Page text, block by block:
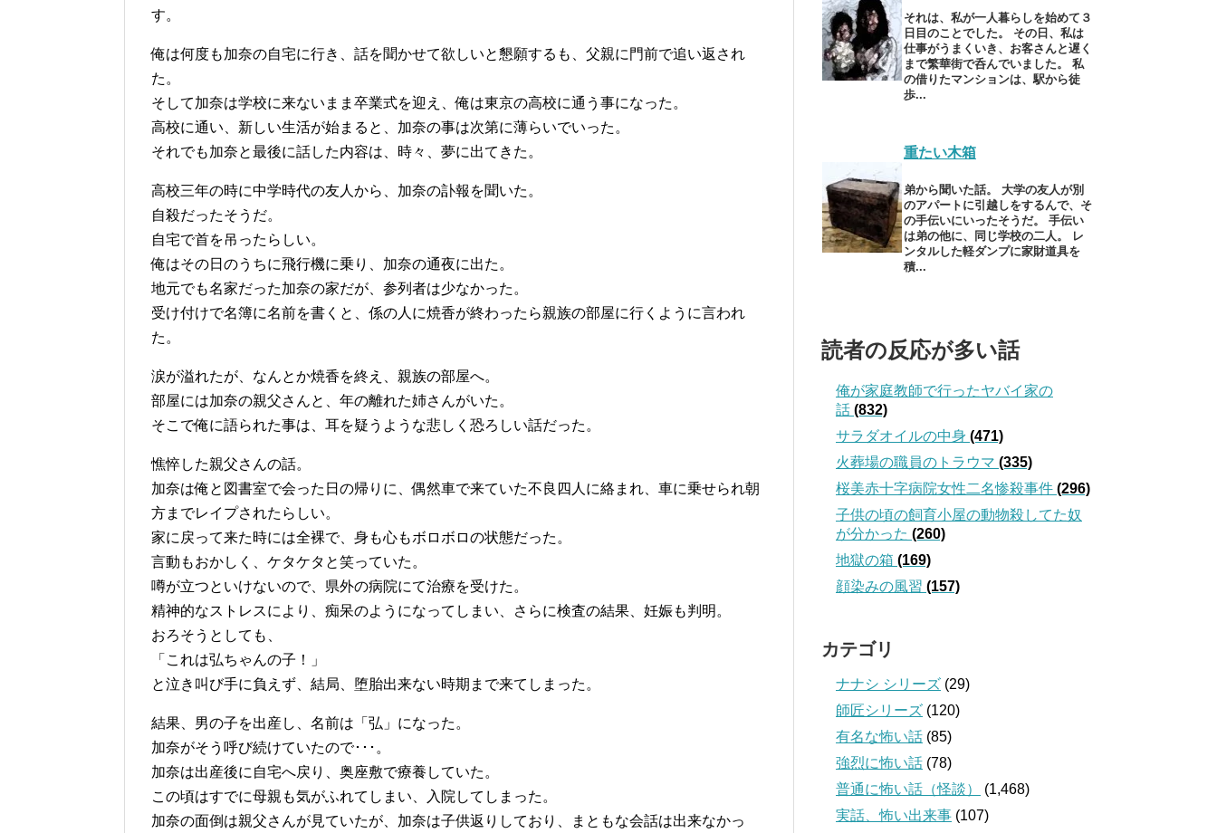
す。
俺は何度も加奈の自宅に行き、話を聞かせて欲しいと懇願するも、父親に門前で追い返され
た。
そして加奈は学校に来ないまま卒業式を迎え、俺は東京の高校に通う事になった。
高校に通い、新しい生活が始まると、加奈の事は次第に薄らいでいった。
それでも加奈と最後に話した内容は、時々、夢に出てきた。
高校三年の時に中学時代の友人から、加奈の訃報を聞いた。
自殺だったそうだ。
自宅で首を吊ったらしい。
俺はその日のうちに飛行機に乗り、加奈の通夜に出た。
地元でも名家だった加奈の家だが、参列者は少なかった。
受け付けで名簿に名前を書くと、係の人に焼香が終わったら親族の部屋に行くように言われ
た。
涙が溢れたが、なんとか焼香を終え、親族の部屋へ。
部屋には加奈の親父さんと、年の離れた姉さんがいた。
そこで俺に語られた事は、耳を疑うような悲しく恐ろしい話だった。
憔悴した親父さんの話。
加奈は俺と図書室で会った日の帰りに、偶然車で来ていた不良四人に絡まれ、車に乗せられ朝
方までレイプされたらしい。
家に戻って来た時には全裸で、身も心もボロボロの状態だった。
言動もおかしく、ケタケタと笑っていた。
噂が立つといけないので、県外の病院にて治療を受けた。
精神的なストレスにより、痴呆のようになってしまい、さらに検査の結果、妊娠も判明。
おろそうとしても、
「これは弘ちゃんの子！」
と泣き叫び手に負えず、結局、堕胎出来ない時期まで来てしまった。
結果、男の子を出産し、名前は「弘」になった。
加奈がそう呼び続けていたので･･･。
加奈は出産後に自宅へ戻り、奥座敷で療養していた。
この頃はすでに母親も気がふれてしまい、入院してしまった。
加奈の面倒は親父さんが見ていたが、加奈は子供返りしており、まともな会話は出来なかっ
それは、私が一人暮らしを始めて３
日目のことでした。 その日、私は
仕事がうまくいき、お客さんと遅く
まで繁華街で呑んでいました。 私
の借りたマンションは、駅から徒
歩...
重たい木箱
弟から聞いた話。 大学の友人が別
のアパートに引越しをするんで、そ
の手伝いにいったそうだ。 手伝い
は弟の他に、同じ学校の二人。 レ
ンタルした軽ダンプに家財道具を
積...
読者の反応が多い話
俺が家庭教師で行ったヤバイ家の
話 (832)
サラダオイルの中身 (471)
火葬場の職員のトラウマ (335)
桜美赤十字病院女性二名惨殺事件 (296)
子供の頃の飼育小屋の動物殺してた奴
が分かった (260)
地獄の箱 (169)
顔染みの風習 (157)
カテゴリ
ナナシ シリーズ (29)
師匠シリーズ (120)
有名な怖い話 (85)
強烈に怖い話 (78)
普通に怖い話（怪談）
(1,468)
実話、怖い出来事 (107)